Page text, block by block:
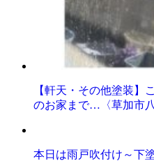
【軒天・その他塗装】
のお家まで…〈草加市八
本日は雨戸吹付け～下